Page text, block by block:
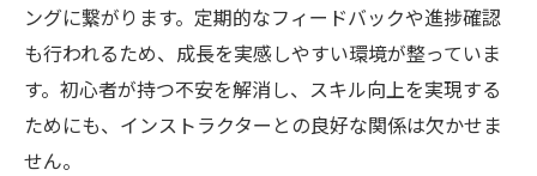
グ
ゴルフ以外の時間にも活かせるタイムマネ
ジメント
短時間でも効果的な練習方法
ングに繋がります。定期的なフィードバックや進捗確認
も行われるため、成長を実感しやすい環境が整っていま
す。初心者が持つ不安を解消し、スキル向上を実現する
ためにも、インストラクターとの良好な関係は欠かせま
せん。